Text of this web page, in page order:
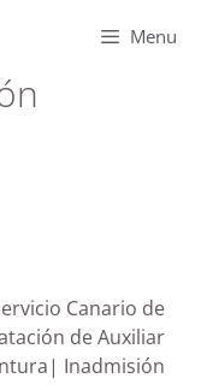
Menu
Canario de
de Auxiliar
Inadmisión